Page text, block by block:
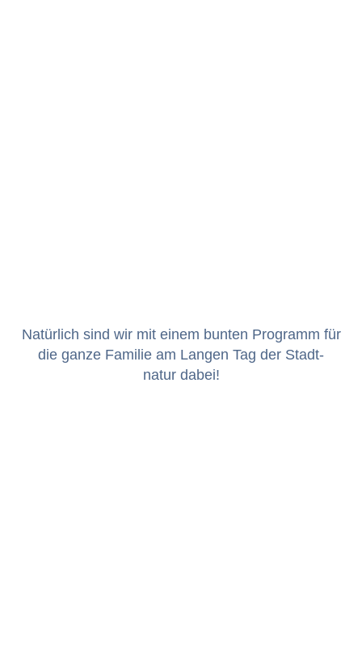
Natür­lich sind wir mit einem bun­ten Pro­gramm für
die ganze Fam­i­lie am Lan­gen Tag der Stadt­
natur dabei!